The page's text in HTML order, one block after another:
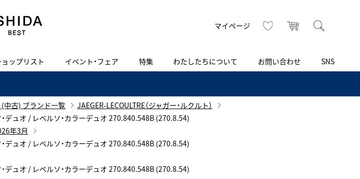
マイページ お気に入りカート
amazfit
アマズフィット
AMIDA
ARMINSTROM
アーミンシュトローム
Arnold & Son
アーノルド＆サン
サービスについて
検索
ランド一覧はこちら
ヴィンテージブランド
ブライトリング認定中古
ョップリスト
表参道 ISHIDA N43°（札幌）
Time Lounge ブライトリング ブティック 銀座
イベント・フェア 特集 わたしたちについて お問い合わせ SNS
INSTAGRAM
TikTok
(中古) ブランド一覧
JAEGER-LECOULTRE（ジャガー・ルクルト）
・デュオ / レベルソ・カラーデュオ 270.840.548B (270.8.54)
年3月
・デュオ / レベルソ・カラーデュオ 270.840.548B (270.8.54)
・デュオ / レベルソ・カラーデュオ 270.840.548B (270.8.54)
へ